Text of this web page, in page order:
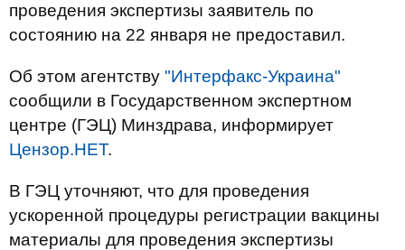
проведения экспертизы заявитель по
состоянию на 22 января не предоставил.
Об этом агентству "Интерфакс-Украина"
сообщили в Государственном экспертном
центре (ГЭЦ) Минздрава, информирует
Цензор.НЕТ.
В ГЭЦ уточняют, что для проведения
ускоренной процедуры регистрации вакцины
материалы для проведения экспертизы